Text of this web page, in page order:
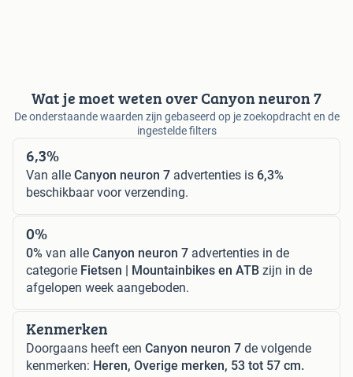
Wat je moet weten over Canyon neuron 7
De onderstaande waarden zijn gebaseerd op je zoekopdracht en de
ingestelde filters
6,3%
Van alle Canyon neuron 7 advertenties is 6,3%
beschikbaar voor verzending.
0%
0% van alle Canyon neuron 7 advertenties in de
categorie Fietsen | Mountainbikes en ATB zijn in de
afgelopen week aangeboden.
Kenmerken
Doorgaans heeft een Canyon neuron 7 de volgende
kenmerken: Heren, Overige merken, 53 tot 57 cm.